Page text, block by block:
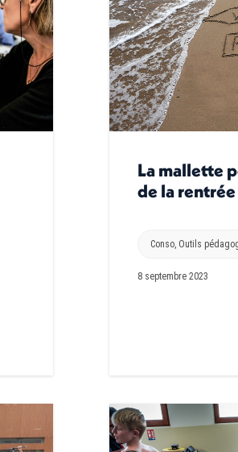
La mallette
de la
Conso Outils
8 septembre 2023